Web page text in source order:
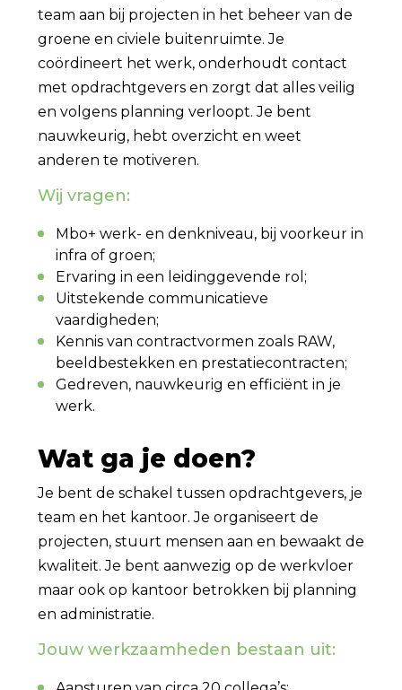
team aan bij projecten in het beheer van de
groene en civiele buitenruimte. Je
coördineert het werk, onderhoudt contact
met opdrachtgevers en zorgt dat alles veilig
en volgens planning verloopt. Je bent
nauwkeurig, hebt overzicht en weet
anderen te motiveren.
Wij vragen:
Mbo+ werk- en denkniveau, bij voorkeur in
infra of groen;
Ervaring in een leidinggevende rol;
Uitstekende communicatieve
vaardigheden;
Kennis van contractvormen zoals RAW,
beeldbestekken en prestatiecontracten;
Gedreven, nauwkeurig en efficiënt in je
werk.
Wat ga je doen?
Je bent de schakel tussen opdrachtgevers, je
team en het kantoor. Je organiseert de
projecten, stuurt mensen aan en bewaakt de
kwaliteit. Je bent aanwezig op de werkvloer
maar ook op kantoor betrokken bij planning
en administratie.
Jouw werkzaamheden bestaan uit: